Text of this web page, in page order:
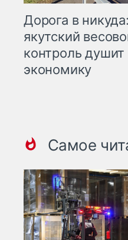
Дорога в
якутский
контроль душит
экономику
Самое